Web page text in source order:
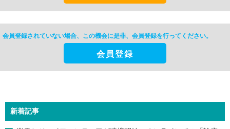
会員登録されていない場合、この機会に是非、 会員登録を行ってください。
会員登録
新着記事